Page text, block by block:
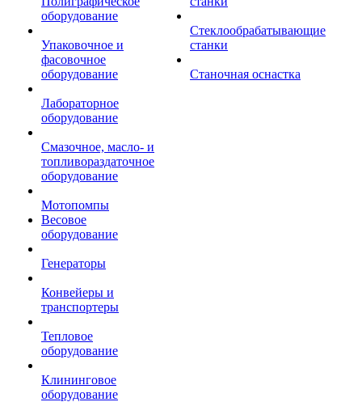
оборудование
Упаковочное и
фасовочное
оборудование
Лабораторное
оборудование
Смазочное, масло- и
топливораздаточное
оборудование
Мотопомпы
Весовое
оборудование
Генераторы
Конвейеры и
транспортеры
Тепловое
оборудование
Клининговое
оборудование
Стеклообрабатывающие
станки
Станочная оснастка